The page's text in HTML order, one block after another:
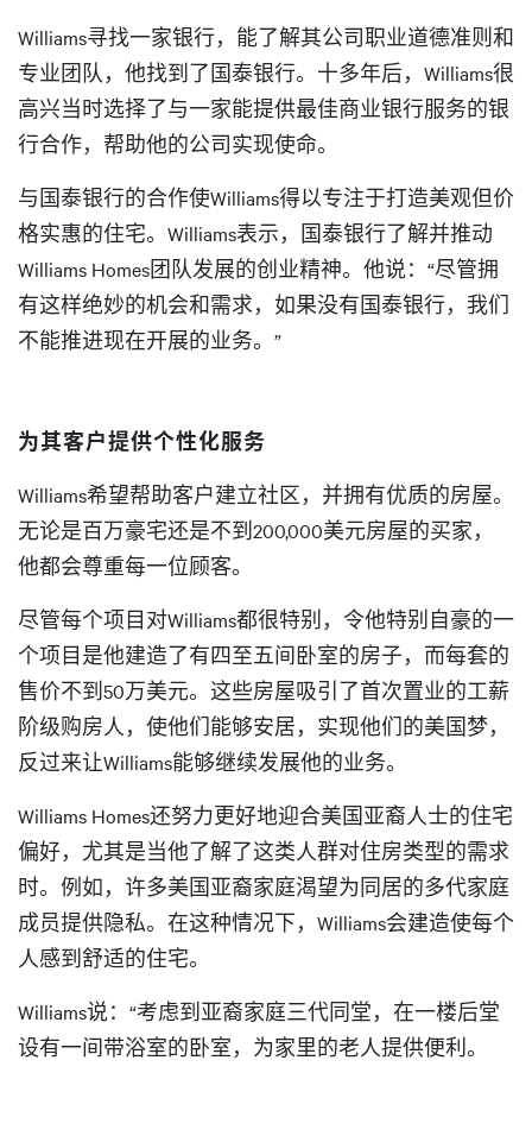
Williams寻找一家银行，能了解其公司职业道德准则和
专业团队，他找到了国泰银行。十多年后，Williams很
高兴当时选择了与一家能提供最佳商业银行服务的银
行合作，帮助他的公司实现使命。
与国泰银行的合作使Williams得以专注于打造美观但价
格实惠的住宅。Williams表示，国泰银行了解并推动
Williams Homes团队发展的创业精神。他说：“尽管拥
有这样绝妙的机会和需求，如果没有国泰银行，我们
不能推进现在开展的业务。”
为其客户提供个性化服务
Williams希望帮助客户建立社区，并拥有优质的房屋。
无论是百万豪宅还是不到200,000美元房屋的买家，
他都会尊重每一位顾客。
尽管每个项目对Williams都很特别，令他特别自豪的一
个项目是他建造了有四至五间卧室的房子，而每套的
售价不到50万美元。这些房屋吸引了首次置业的工薪
阶级购房人，使他们能够安居，实现他们的美国梦，
反过来让Williams能够继续发展他的业务。
Williams Homes还努力更好地迎合美国亚裔人士的住宅
偏好，尤其是当他了解了这类人群对住房类型的需求
时。例如，许多美国亚裔家庭渴望为同居的多代家庭
成员提供隐私。在这种情况下，Williams会建造使每个
人感到舒适的住宅。
Williams说：“考虑到亚裔家庭三代同堂，在一楼后堂
设有一间带浴室的卧室，为家里的老人提供便利。